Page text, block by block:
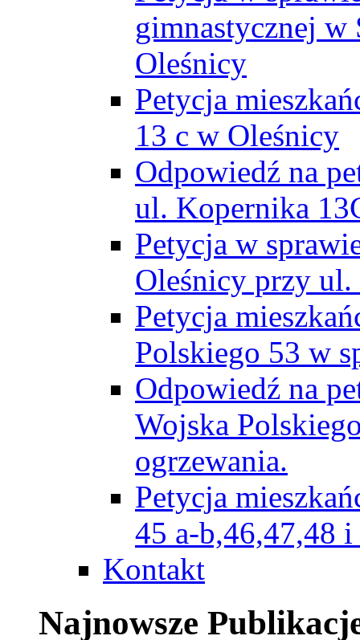
gimnastycznej w
Oleśnicy
Petycja
13 c w Oleśnicy
Odpowiedź na
ul. Kopernika
Petycja w
Oleśnicy przy
Petycja
Polskiego 53 w
Odpowiedź na
Wojska
ogrzewania.
Petycja
45 a-b,46,47,48
Kontakt
Najnowsze